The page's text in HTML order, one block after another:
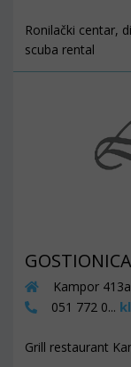
Ronilački centar,
scuba rental
Kampor
051 772 0...
Grill restaurant